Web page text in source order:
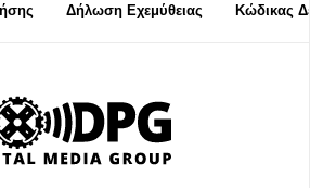
Δήλωση Εχεμύθειας Κώδικας